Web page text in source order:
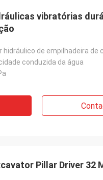
vibratórias
hidráulico de empilhadeira de
conduzida da água
Pillar Driver 32